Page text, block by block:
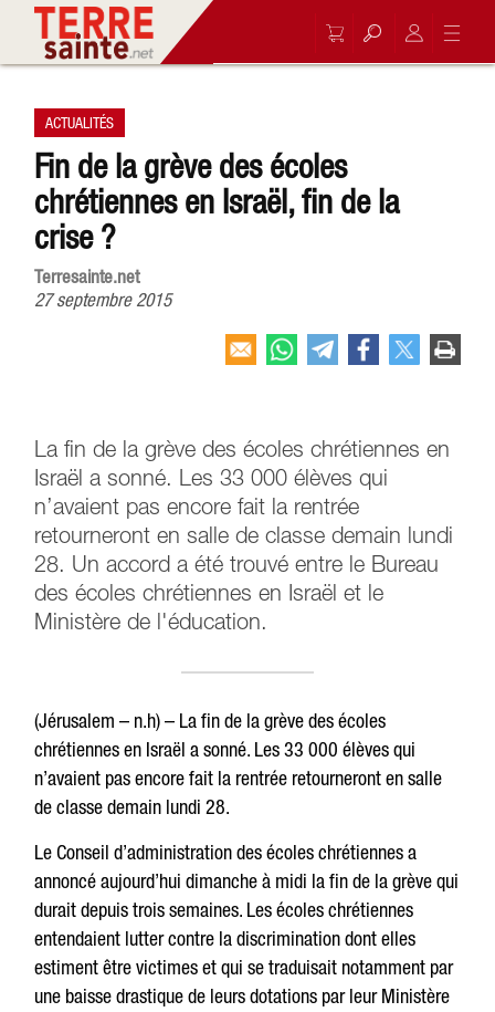
ACTUALITÉS
Fin de la grève des écoles
chrétiennes en Israël, fin de la
crise ?
Terresainte.net
27 septembre 2015
La fin de la grève des écoles chrétiennes en
Israël a sonné. Les 33 000 élèves qui
n’avaient pas encore fait la rentrée
retourneront en salle de classe demain lundi
28. Un accord a été trouvé entre le Bureau
des écoles chrétiennes en Israël et le
Ministère de l'éducation.
(Jérusalem – n.h) – La fin de la grève des écoles
chrétiennes en Israël a sonné. Les 33 000 élèves qui
n’avaient pas encore fait la rentrée retourneront en salle
de classe demain lundi 28.
Le Conseil d’administration des écoles chrétiennes a
annoncé aujourd’hui dimanche à midi la fin de la grève qui
durait depuis trois semaines. Les écoles chrétiennes
entendaient lutter contre la discrimination dont elles
estiment être victimes et qui se traduisait notamment par
une baisse drastique de leurs dotations par leur Ministère